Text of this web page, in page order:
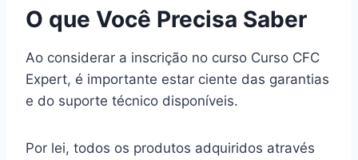
O que Você Precisa Saber
Ao considerar a inscrição no curso Curso CFC
Expert, é importante estar ciente das garantias
e do suporte técnico disponíveis.
Por lei, todos os produtos adquiridos através